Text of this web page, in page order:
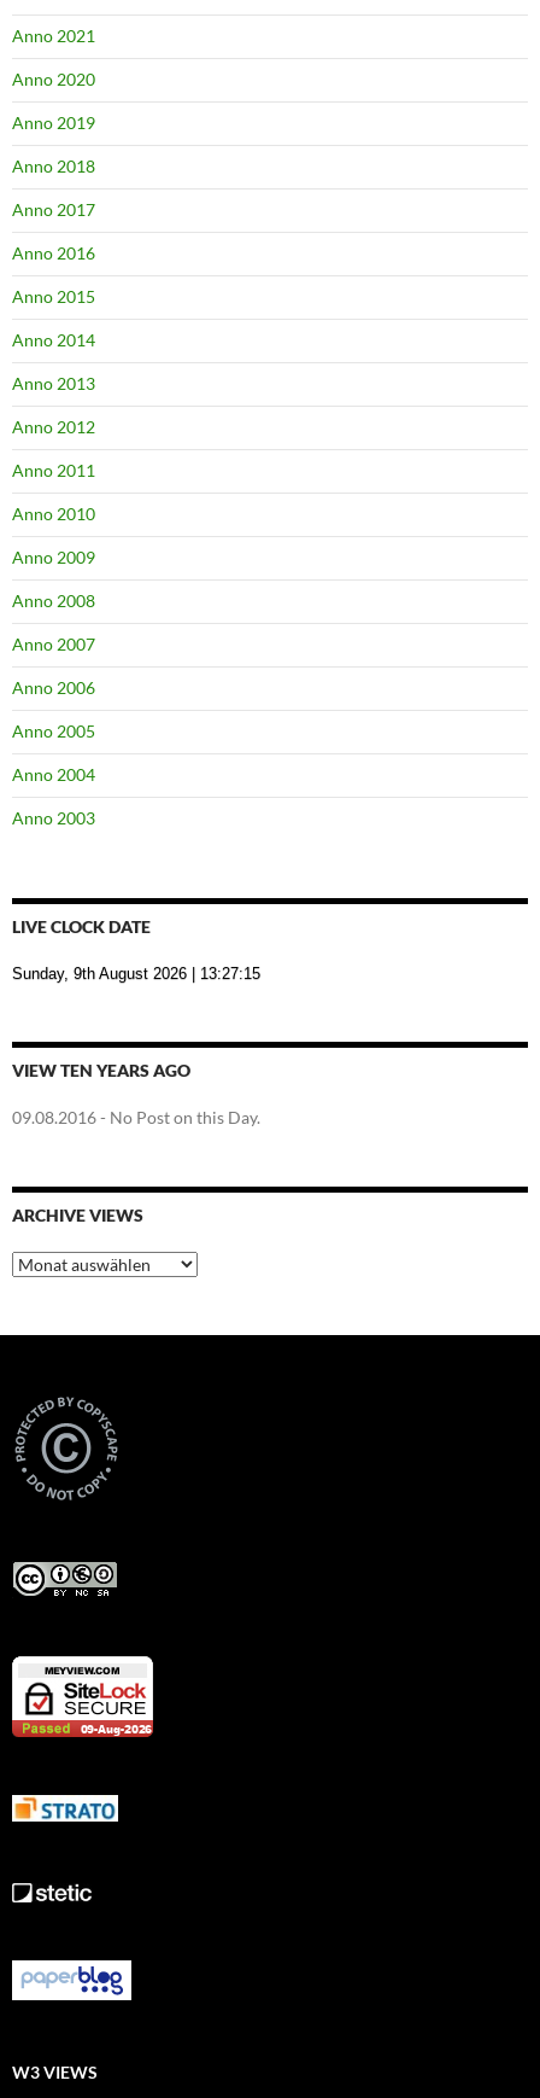
Anno 2021
Anno 2020
Anno 2019
Anno 2018
Anno 2017
Anno 2016
Anno 2015
Anno 2014
Anno 2013
Anno 2012
Anno 2011
Anno 2010
Anno 2009
Anno 2008
Anno 2007
Anno 2006
Anno 2005
Anno 2004
Anno 2003
LIVE CLOCK DATE
Sunday, 9th August 2026 | 13:27:16
VIEW TEN YEARS AGO
09.08.2016- No Post on this Day.
ARCHIVE VIEWS
Archive
Views
W3 VIEWS